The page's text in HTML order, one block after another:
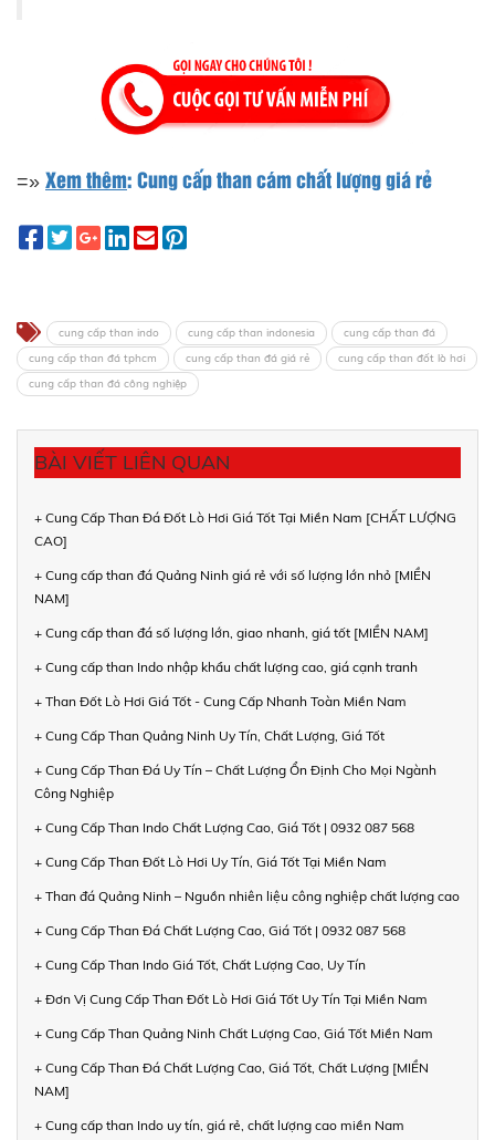
=» Xem thêm: Cung cấp than cám chất lượng giá rẻ
cung cấp than indo cung cấp than indonesia
cung cấp than đá
cung cấp than đá tphcm
cung cấp than đá giá rẻ
cung cấp than đốt lò hơi
cung cấp than đá công nghiệp
BÀI VIẾT LIÊN QUAN
+ Cung Cấp Than Đá Đốt Lò Hơi Giá Tốt Tại Miền Nam [CHẤT LƯỢNG
CAO]
+ Cung cấp than đá Quảng Ninh giá rẻ với số lượng lớn nhỏ [MIỀN
NAM]
+ Cung cấp than đá số lượng lớn, giao nhanh, giá tốt [MIỀN NAM]
+ Cung cấp than Indo nhập khẩu chất lượng cao, giá cạnh tranh
+ Than Đốt Lò Hơi Giá Tốt - Cung Cấp Nhanh Toàn Miền Nam
+ Cung Cấp Than Quảng Ninh Uy Tín, Chất Lượng, Giá Tốt
+ Cung Cấp Than Đá Uy Tín – Chất Lượng Ổn Định Cho Mọi Ngành
Công Nghiệp
+ Cung Cấp Than Indo Chất Lượng Cao, Giá Tốt | 0932 087 568
+ Cung Cấp Than Đốt Lò Hơi Uy Tín, Giá Tốt Tại Miền Nam
+ Than đá Quảng Ninh – Nguồn nhiên liệu công nghiệp chất lượng cao
+ Cung Cấp Than Đá Chất Lượng Cao, Giá Tốt | 0932 087 568
+ Cung Cấp Than Indo Giá Tốt, Chất Lượng Cao, Uy Tín
+ Đơn Vị Cung Cấp Than Đốt Lò Hơi Giá Tốt Uy Tín Tại Miền Nam
+ Cung Cấp Than Quảng Ninh Chất Lượng Cao, Giá Tốt Miền Nam
+ Cung Cấp Than Đá Chất Lượng Cao, Giá Tốt, Chất Lượng [MIỀN
NAM]
+ Cung cấp than Indo uy tín, giá rẻ, chất lượng cao miền Nam